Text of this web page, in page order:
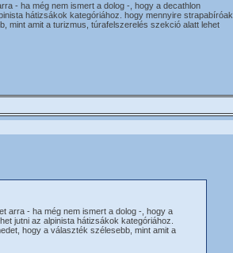
- ha még nem ismert a dolog -, hogy a decathlon
hátizsákok kategóriához. hogy mennyire strapabíróak,
mint amit a turizmus, túrafelszerelés szekció alatt lehet
arra - ha még nem ismert a dolog -, hogy a
jutni az alpinista hátizsákok kategóriához.
hogy a választék szélesebb, mint amit a